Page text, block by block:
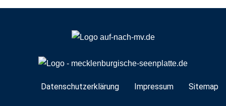
Navigation
Datenschutzerklärung Impressum Sitemap